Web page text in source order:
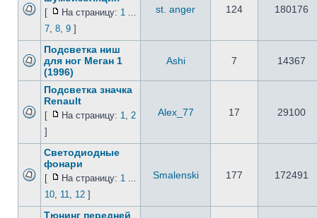
[ На страницу: 1 ...
7, 8, 9 ]
st. anger 124 180176
Подсветка ниш
для ног Меган 1
(1996)
Ashi 7 14367
Подсветка значка
Renault
[ На страницу: 1, 2
]
Alex_77 17 29100
Светодиодные
фонари
[ На страницу: 1 ...
10, 11, 12 ]
Smalenski 177 172491
Тюнинг передней